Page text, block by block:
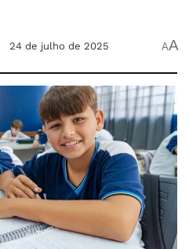
24 de julho de 2025 AA